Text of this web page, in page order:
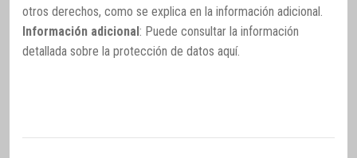
otros derechos, como se explica en la información adicional.
Información adicional: Puede consultar la información
detallada sobre la protección de datos aquí.